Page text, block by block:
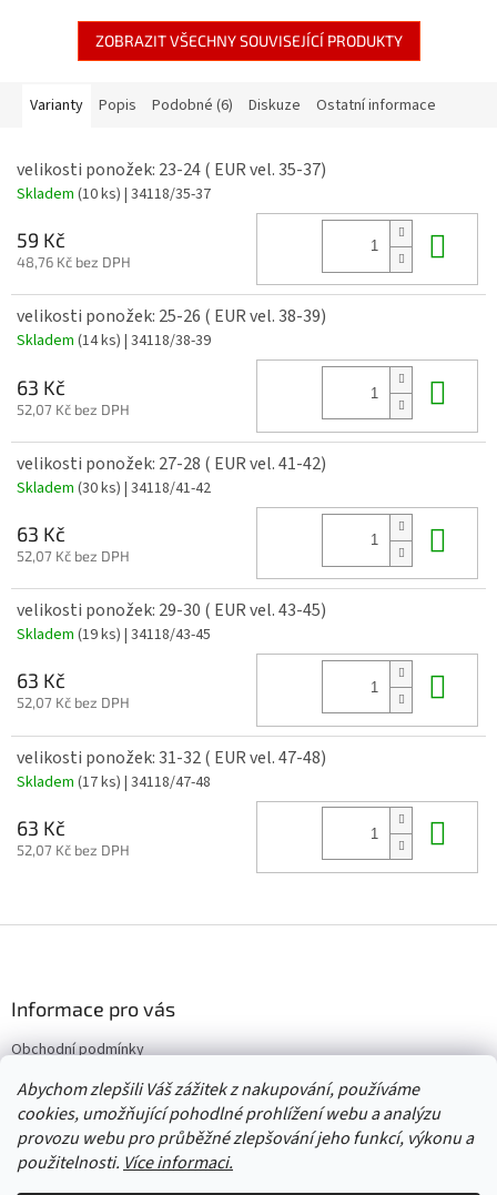
Abychom zlepšili Váš zážitek z nakupování, používáme
cookies, umožňující pohodlné prohlížení webu a analýzu
provozu webu pro průběžné zlepšování jeho funkcí, výkonu a
použitelnosti. Více informaci.
ZOBRAZIT VŠECHNY SOUVISEJÍCÍ PRODUKTY
Varianty Popis Podobné (6) Diskuze Ostatní informace
velikosti ponožek: 23-24 ( EUR vel. 35-37)
Skladem (10 ks) | 34118/35-37
59 Kč
48,76 Kč bez DPH
velikosti ponožek: 25-26 ( EUR vel. 38-39)
Skladem (14 ks) | 34118/38-39
63 Kč
52,07 Kč bez DPH
velikosti ponožek: 27-28 ( EUR vel. 41-42)
Skladem (30 ks) | 34118/41-42
63 Kč
52,07 Kč bez DPH
velikosti ponožek: 29-30 ( EUR vel. 43-45)
Skladem (19 ks) | 34118/43-45
63 Kč
52,07 Kč bez DPH
velikosti ponožek: 31-32 ( EUR vel. 47-48)
Skladem (17 ks) | 34118/47-48
63 Kč
52,07 Kč bez DPH
í
Informace pro vás
Obchodní podmínky
Vrácení/výměna/reklamace
Velkoobchod